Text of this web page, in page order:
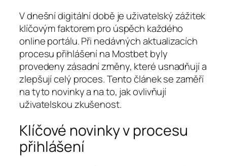
V dnešní digitální době je uživatelský zážitek
klíčovým faktorem pro úspěch každého
online portálu. Při nedávných aktualizacích
procesu přihlášení na Mostbet byly
provedeny zásadní změny, které usnadňují a
zlepšují celý proces. Tento článek se zaměří
na tyto novinky a na to, jak ovlivňují
uživatelskou zkušenost.
Klíčové novinky v procesu
přihlášení